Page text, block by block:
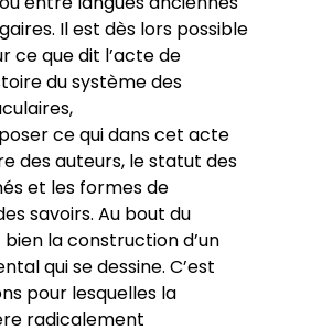
Il est dès lors possible
ce que dit l’acte de
du système des
ce qui dans cet acte
des auteurs, le statut des
et les formes de
savoirs. Au bout du
la construction d’un
qui se dessine. C’est
pour lesquelles la
radicalement